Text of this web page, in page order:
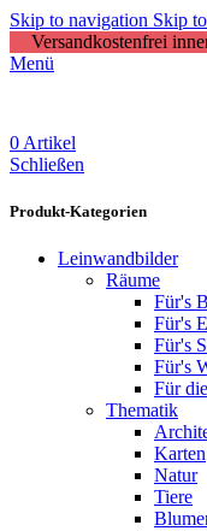
Skip to navigation Skip
Versandkostenfrei
Menü
0 Artikel
Schließen
Produkt-Kategorien
Leinwandbilder
Räume
Für's
Für's
Für's
Für's
Für
Thematik
Karten
Natur
Tiere